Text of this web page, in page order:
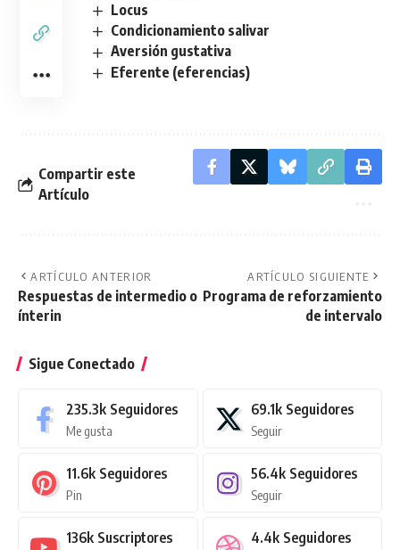
Locus
Condicionamiento salivar
Aversión gustativa
Eferente (eferencias)
Compartir este
Artículo
ARTÍCULO ANTERIOR
Respuestas de intermedio o
ínterin
ARTÍCULO SIGUIENTE
Programa de reforzamiento
de intervalo
Sigue Conectado
235.3k Seguidores
Me gusta
69.1k Seguidores
Seguir
11.6k Seguidores
Pin
56.4k Seguidores
Seguir
136k Suscriptores 4.4k Seguidores